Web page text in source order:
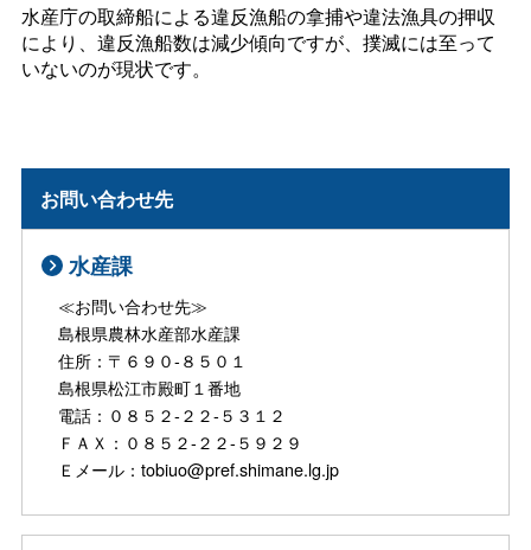
水産庁の取締船による違反漁船の拿捕や違法漁具の押収
により、違反漁船数は減少傾向ですが、撲滅には至って
いないのが現状です。
お問い合わせ先
水産課
≪お問い合わせ先≫
島根県農林水産部水産課
住所：〒６９０-８５０１
島根県松江市殿町１番地
電話：０８５２-２２-５３１２
ＦＡＸ：０８５２-２２-５９２９
Ｅメール：tobiuo@pref.shimane.lg.jp